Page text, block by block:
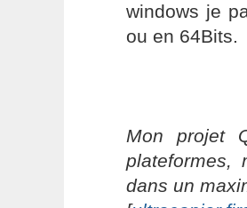
windows je
ou en 64Bits.
Mon projet
plateformes,
dans un